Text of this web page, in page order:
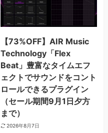
【73%OFF】AIR Music
Technology「Flex
Beat」豊富なタイムエフ
ェクトでサウンドをコント
ロールできるプラグイン
（セール期間9月1日夕方
まで）
2026年8月7日